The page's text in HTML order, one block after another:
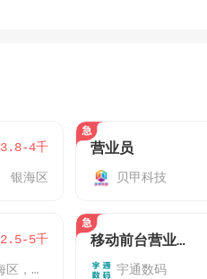
3.8-4千
银海区
营业员
贝甲科技
2.5-5千
银海区，海城区
移动前台营业员（月休6天西路/北云营业厅）
宇通数码